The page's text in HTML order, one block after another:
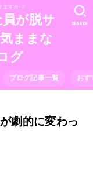
すか？
が脱サ
ままな
グ
ブログ記事一覧 おす
SEARCH
劇的に変わっ